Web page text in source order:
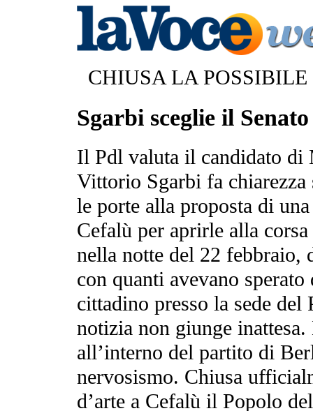
CHIUSA LA
Sgarbi sceglie il
Il Pdl valuta il candidato di
Vittorio Sgarbi fa
le porte alla proposta di
Cefalù per aprirle alla
nella notte del 22 febbraio,
con quanti avevano
cittadino presso la sede
notizia non giunge
all’interno del partito di
nervosismo. Chiusa
d’arte a Cefalù il Popolo